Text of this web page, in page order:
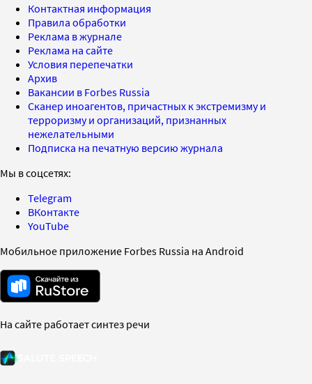
Контактная информация
Правила обработки
Реклама в журнале
Реклама на сайте
Условия перепечатки
Архив
Вакансии в Forbes Russia
Сканер иноагентов, причастных к экстремизму и
терроризму и организаций, признанных
нежелательными
Подписка на печатную версию журнала
Мы в соцсетях:
Telegram
ВКонтакте
YouTube
Мобильное приложение Forbes Russia на Android
На сайте работает синтез речи